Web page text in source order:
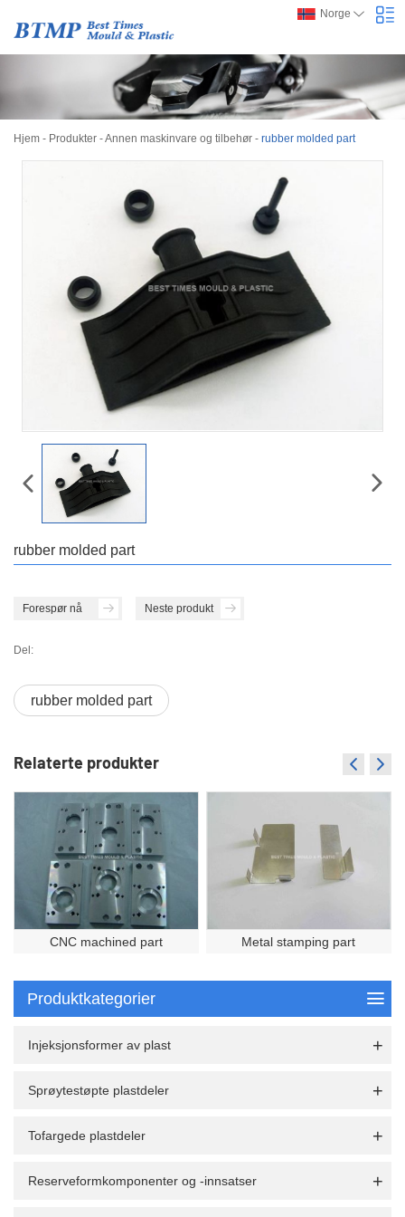
Norge
Hjem - Produkter -Annen maskinvare og tilbehør - rubber molded part
rubber molded part
Forespør nå Neste produkt
Del:
rubber molded part
Relaterte produkter
CNC machined part Metal stamping part
Produktkategorier
Injeksjonsformer av plast
Sprøytestøpte plastdeler
Tofargede plastdeler
Reserveformkomponenter og -innsatser